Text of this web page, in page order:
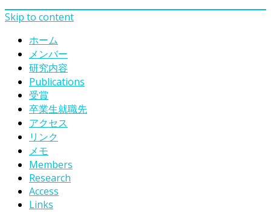
Skip to content
ホーム
メンバー
研究内容
Publications
受賞
卒業生就職先
アクセス
リンク
メモ
Members
Research
Access
Links